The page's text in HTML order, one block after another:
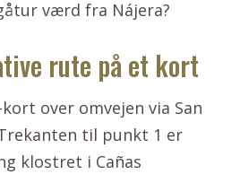
værd fra Nájera?
rute på et kort
kort over omvejen via San
til punkt 1 er
klostret i Cañas